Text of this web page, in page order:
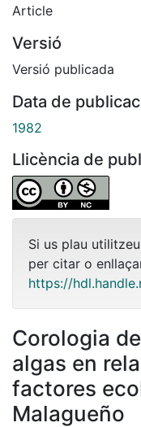
Article
Versió
Versió publicada
Data de
1982
Llicència de
Si us plau
per citar o
https://
Corologia
algas en
factores
Malagueño